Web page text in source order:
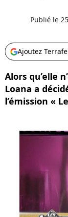
Publié le
Ajoutez
Alors qu’elle
Loana a
l’émission «